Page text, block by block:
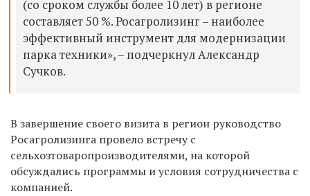
(со сроком службы более 10 лет) в регионе
составляет 50 %. Росагролизинг – наиболее
эффективный инструмент для модернизации
парка техники», – подчеркнул Александр
Сучков.
В завершение своего визита в регион руководство
Росагролизинга провело встречу с
сельхозтоваропроизводителями, на которой
обсуждались программы и условия сотрудничества с
компанией.